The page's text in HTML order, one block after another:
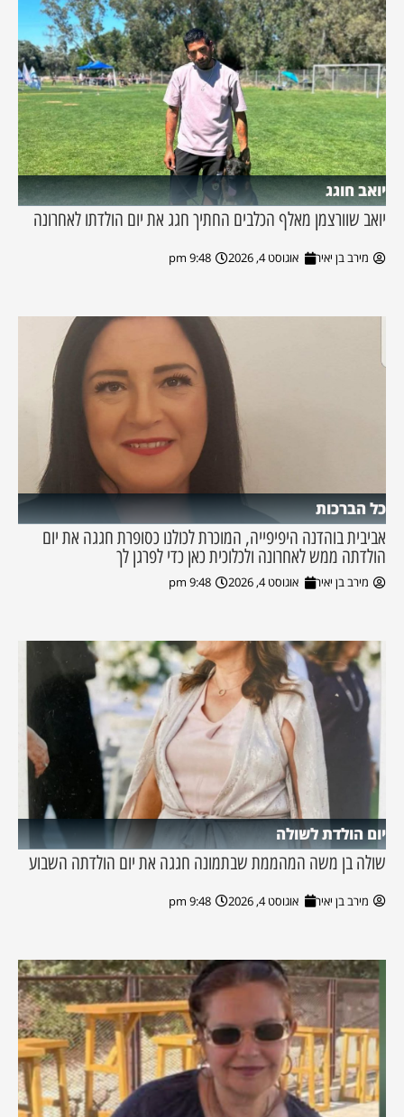
יואב חוגג
יואב שוורצמן מאלף הכלבים החתיך חגג את יום הולדתו לאחרונה
מירב בן יאיר אוגוסט 4, 2026 9:48 pm
כל הברכות
אביבית בוהדנה היפיפייה, המוכרת לכולנו כסופרת חגגה את יום
הולדתה ממש לאחרונה ולכלוכית כאן כדי לפרגן לך
מירב בן יאיר אוגוסט 4, 2026 9:48 pm
יום הולדת לשולה
שולה בן משה המהממת שבתמונה חגגה את יום הולדתה השבוע
מירב בן יאיר אוגוסט 4, 2026 9:48 pm